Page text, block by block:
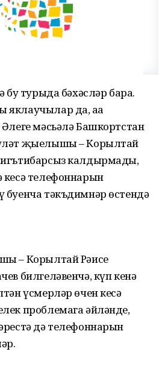
бу турыда бәхәсләр бара.
да, аңа
мәсьәлә Башкортстан
җыелышы – Корылтай
калдырмады,
телефоннарын
тәкъдимнәр өстендә
– Корылтай Рәисе
билгеләвенчә, күп кенә
үсмерләр өчен кесә
проблемага әйләнде,
дә телефоннарын